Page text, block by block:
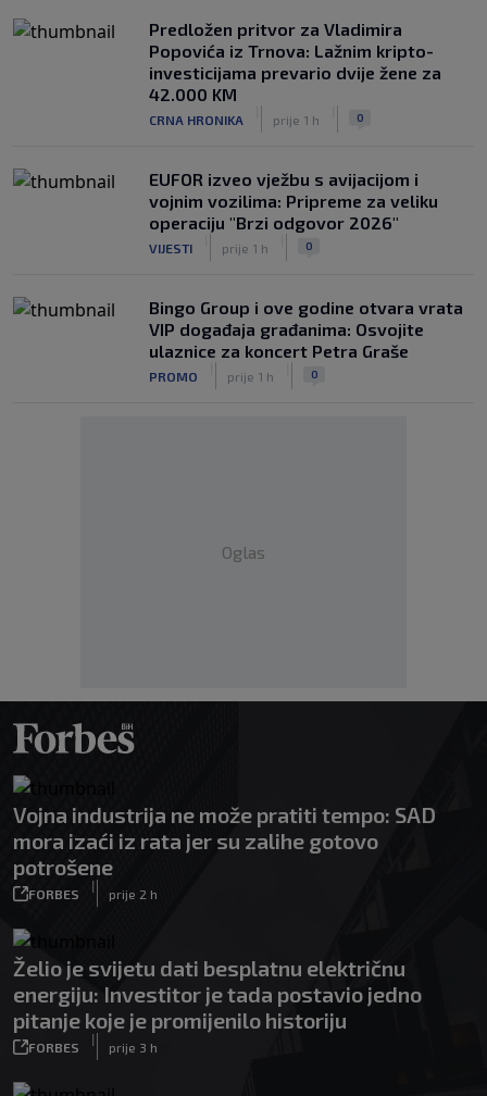
Predložen pritvor za Vladimira
Popovića iz Trnova: Lažnim kripto-
investicijama prevario dvije žene za
42.000 KM
CRNA HRONIKA prije 1 h 0
EUFOR izveo vježbu s avijacijom i
vojnim vozilima: Pripreme za veliku
operaciju "Brzi odgovor 2026"
VIJESTI prije 1 h 0
Bingo Group i ove godine otvara vrata
VIP događaja građanima: Osvojite
ulaznice za koncert Petra Graše
PROMO prije 1 h 0
Oglas
Vojna industrija ne može pratiti tempo: SAD
mora izaći iz rata jer su zalihe gotovo
potrošene
FORBES
|
prije 2 h
Želio je svijetu dati besplatnu električnu
energiju: Investitor je tada postavio jedno
pitanje koje je promijenilo historiju
FORBES
|
prije 3 h